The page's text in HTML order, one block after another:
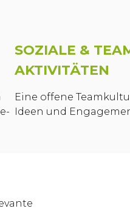
SOZIALE &
AKTIVITÄTEN
Eine offene
Ideen und